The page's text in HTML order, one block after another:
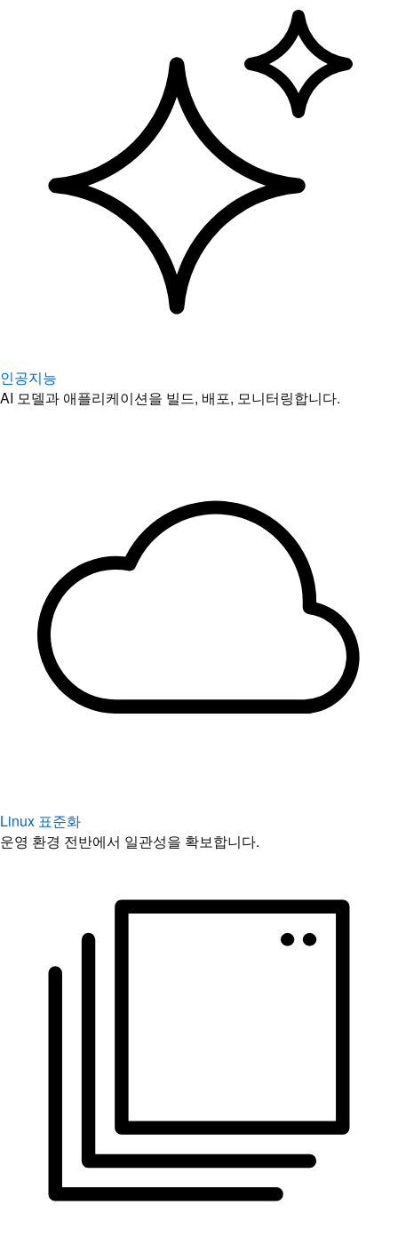
인공지능
AI 모델과 애플리케이션을 빌드, 배포, 모니터링합니다.
Linux 표준화
운영 환경 전반에서 일관성을 확보합니다.